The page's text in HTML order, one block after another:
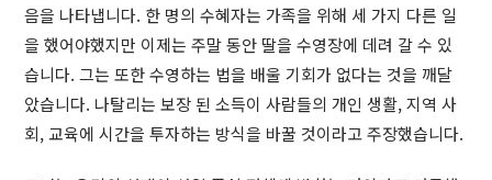
음을 나타냅니다. 한 명의 수혜자는 가족을 위해 세 가지 다른 일
을 했어야했지만 이제는 주말 동안 딸을 수영장에 데려 갈 수 있
습니다. 그는 또한 수영하는 법을 배울 기회가 없다는 것을 깨달
았습니다. 나탈리는 보장 된 소득이 사람들의 개인 생활, 지역 사
회, 교육에 시간을 투자하는 방식을 바꿀 것이라고 주장했습니다.